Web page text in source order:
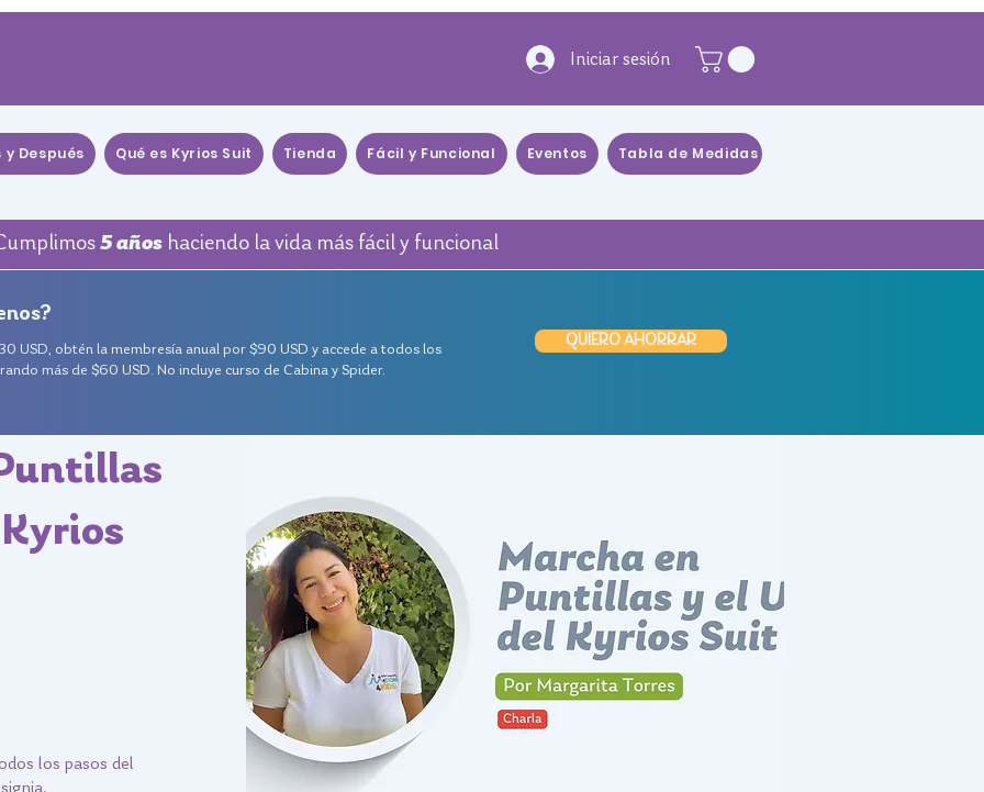
Iniciar sesión
y Después Qué es Kyrios Suit Tienda Fácil y Funcional Eventos Tabla de Medidas
5 añoshaciendo la vida más fácil y funcional
USD, obtén la membresía anual por $90 USD y accede a todos los
más de $60 USD. No incluye curso de Cabina y Spider.
QUIERO AHORRAR
los pasos del